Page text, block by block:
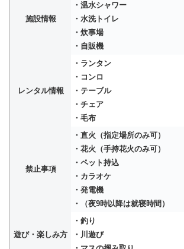
施設情報
・温水シャワー
・水洗トイレ
・炊事場
・自販機
レンタル情報
・ランタン
・コンロ
・テーブル
・チェア
・毛布
禁止事項
・直火（指定場所のみ可）
・花火（手持花火のみ可）
・ペット持込
・カラオケ
・発電機
・（夜9時以降は就寝時間）
遊び・楽しみ方
・釣り
・川遊び